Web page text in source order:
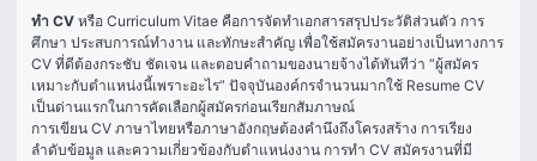
ทำ CV หรือ Curriculum Vitae คือการจัดทำเอกสารสรุปประวัติส่วนตัว การ
ศึกษา ประสบการณ์ทำงาน และทักษะสำคัญ เพื่อใช้สมัครงานอย่างเป็นทางการ
CV ที่ดีต้องกระชับ ชัดเจน และตอบคำถามของนายจ้างได้ทันทีว่า “ผู้สมัคร
เหมาะกับตำแหน่งนี้เพราะอะไร” ปัจจุบันองค์กรจำนวนมากใช้ Resume CV
เป็นด่านแรกในการคัดเลือกผู้สมัครก่อนเรียกสัมภาษณ์
การเขียน CV ภาษาไทยหรือภาษาอังกฤษต้องคำนึงถึงโครงสร้าง การเรียง
ลำดับข้อมูล และความเกี่ยวข้องกับตำแหน่งงาน การทํา CV สมัครงานที่มี